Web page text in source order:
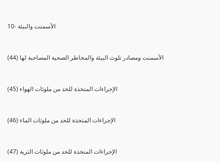
10- الأسمنت والبيئة
(44) الأسمنت ومصادر تلوث البيئة والمخاطر الصحية المصاحبة لها
(45) الإجراءات المتخذة للحد من ملوثات الهواء
(46) الإجراءات المتخذة للحد من ملوثات الماء
(47) الإجراءات المتخذة للحد من ملوثات التربة